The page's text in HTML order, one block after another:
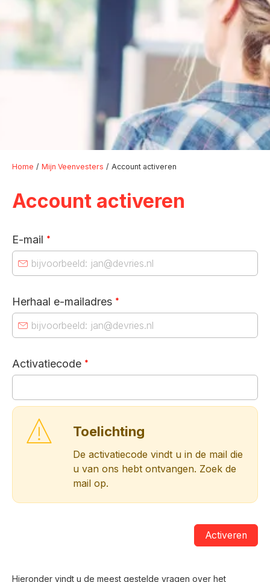
Home Mijn Veenvesters Account activeren
Account activeren
E-mail *
Herhaal e-mailadres *
Activatiecode *
Toelichting
De activatiecode vindt u in de mail die
u van ons hebt ontvangen. Zoek de
mail op.
Activeren
Hieronder vindt u de meest gestelde vragen over het